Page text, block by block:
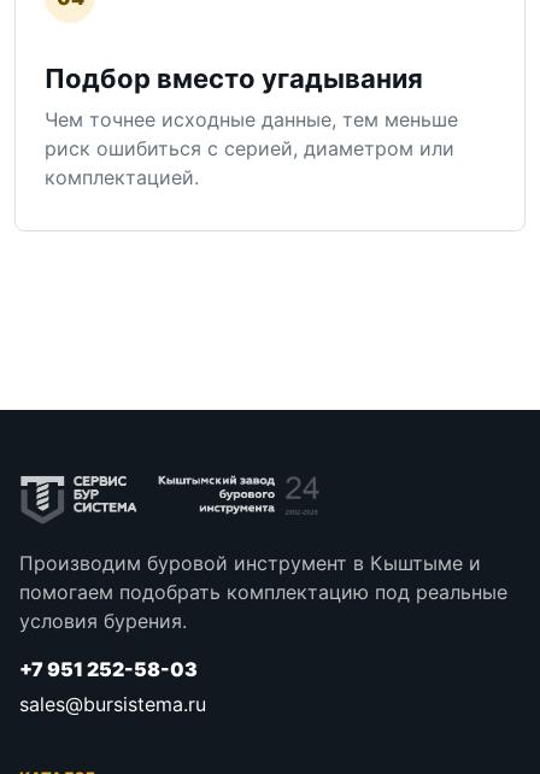
Подбор вместо угадывания
Чем точнее исходные данные, тем меньше
риск ошибиться с серией, диаметром или
комплектацией.
Производим буровой инструмент в Кыштыме и
помогаем подобрать комплектацию под реальные
условия бурения.
+7 951 252-58-03
sales@bursistema.ru